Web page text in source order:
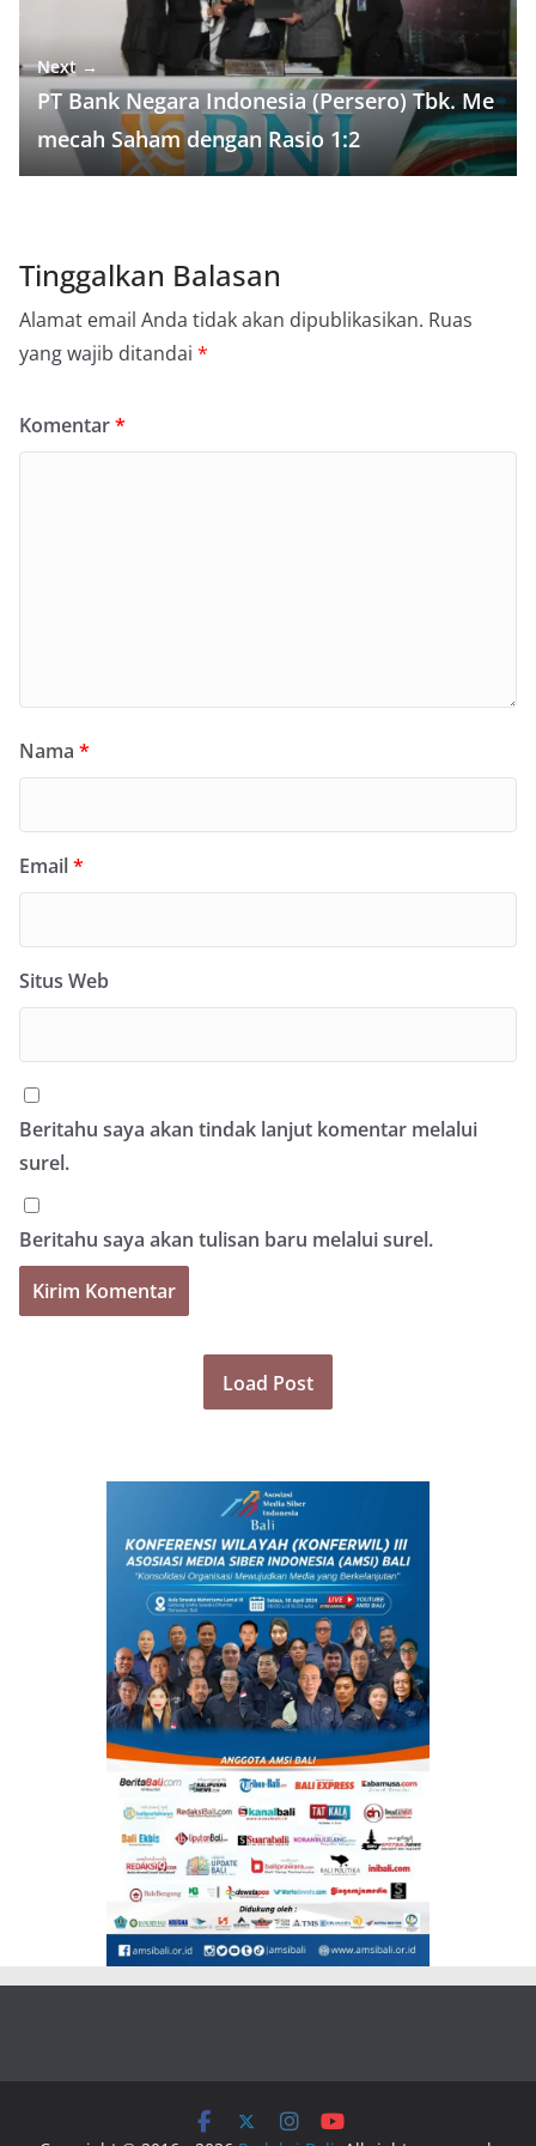
Next →
PT Bank Negara Indonesia (Persero) Tbk. Me
mecah Saham dengan Rasio 1:2
Tinggalkan Balasan
Alamat email Anda tidak akan dipublikasikan. Ruas
yang wajib ditandai *
Komentar*
Nama *
Email*
Situs Web
Beritahu saya akan tindak lanjut komentar melalui
surel.
Beritahu saya akan tulisan baru melalui surel.
Load Post